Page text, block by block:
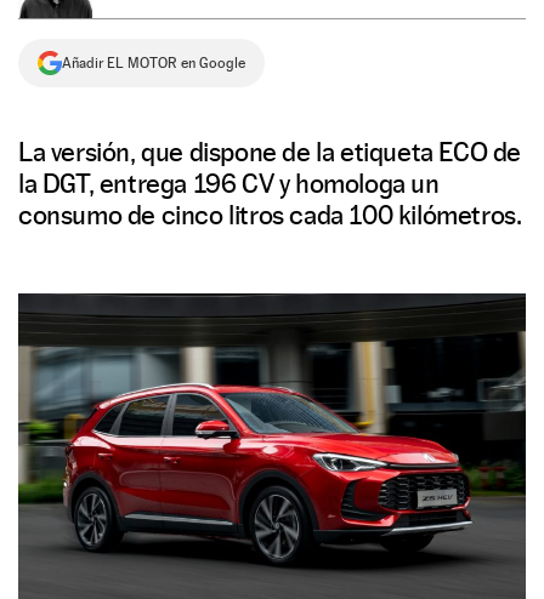
Añadir EL MOTOR en Google
La versión, que dispone de la etiqueta ECO de
la DGT, entrega 196 CV y homologa un
consumo de cinco litros cada 100 kilómetros.